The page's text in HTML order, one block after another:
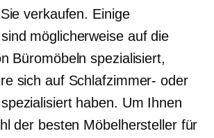
verkaufen. Einige
möglicherweise auf die
Büromöbeln spezialisiert,
sich auf Schlafzimmer- oder
haben. Um Ihnen
der besten Möbelhersteller für